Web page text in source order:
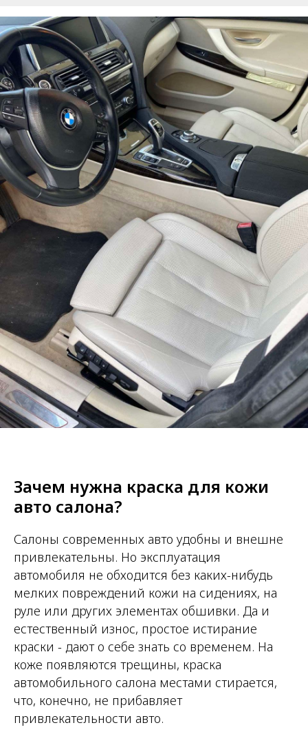
Зачем нужна краска для кожи
авто салона?
Салоны современных авто удобны и внешне
привлекательны. Но эксплуатация
автомобиля не обходится без каких-нибудь
мелких повреждений кожи на сидениях, на
руле или других элементах обшивки. Да и
естественный износ, простое истирание
краски - дают о себе знать со временем. На
коже появляются трещины, краска
автомобильного салона местами стирается,
что, конечно, не прибавляет
привлекательности авто.